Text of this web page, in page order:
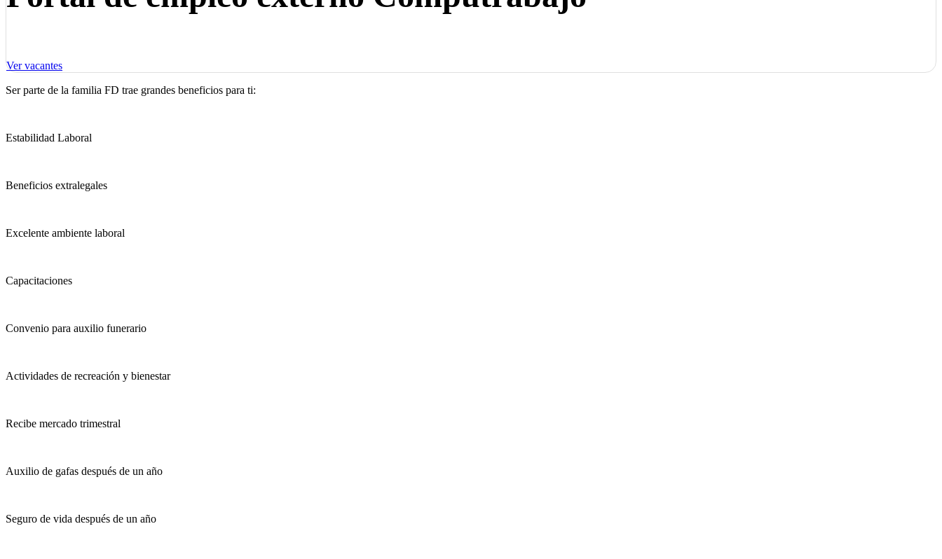
Ver vacantes
Ser parte de la familia FD trae grandes beneficios para ti:
Estabilidad Laboral
Beneficios extralegales
Excelente ambiente laboral
Capacitaciones
Convenio para auxilio funerario
Actividades de recreación y bienestar
Recibe mercado trimestral
Auxilio de gafas después de un año
Seguro de vida después de un año